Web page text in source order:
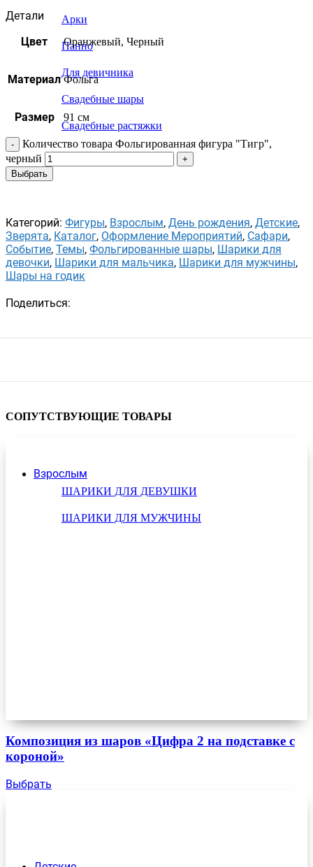
Арки
Панно
Для девичника
Свадебные шары
Свадебные растяжки
Взрослым
ШАРИКИ ДЛЯ ДЕВУШКИ
ШАРИКИ ДЛЯ МУЖЧИНЫ
Детали
Цвет
Оранжевый, Черный
Материал Фольга
Размер 91 см
Количество товара Фольгированная фигура "Тигр",
черный
Выбрать
Категорий: Фигуры, Взрослым, День рождения, Детские,
Зверята, Каталог, Оформление Мероприятий, Сафари,
Событие, Темы, Фольгированные шары, Шарики для
девочки, Шарики для мальчика, Шарики для мужчины,
Шары на годик
Поделиться:
СОПУТСТВУЮЩИЕ ТОВАРЫ
Композиция из шаров «Цифра 2 на подставке с
короной»
Выбрать